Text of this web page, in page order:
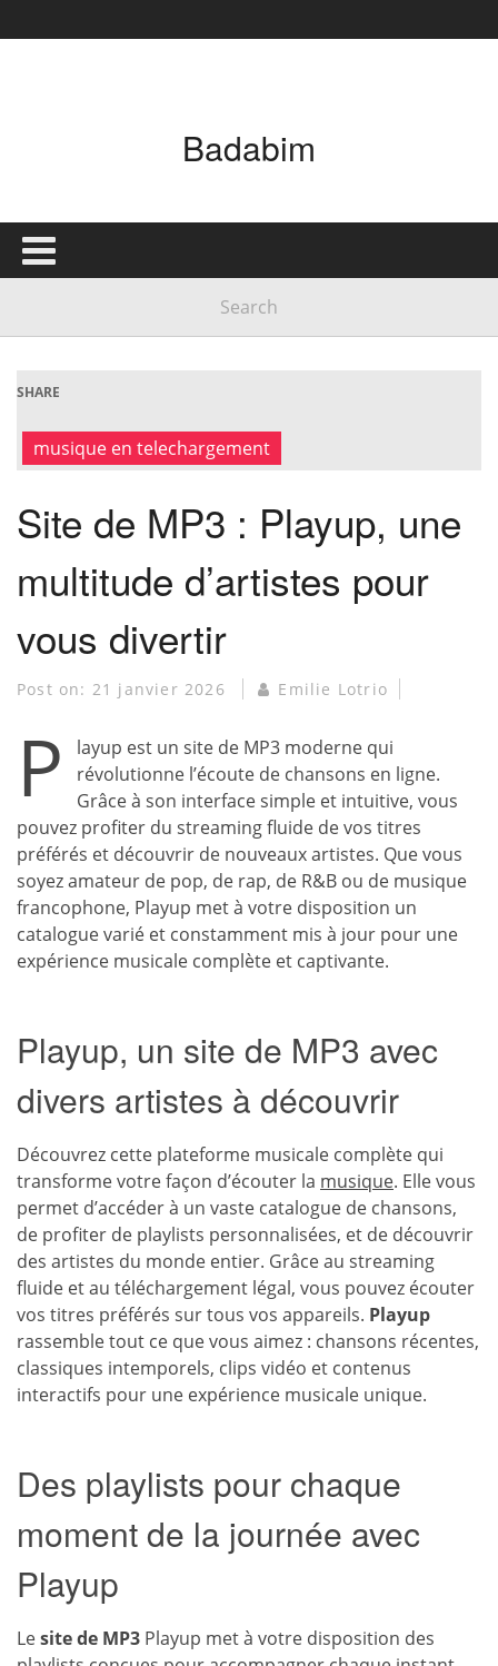
Badabim
SHARE
musique en telechargement
Site de MP3 : Playup, une
multitude d’artistes pour
vous divertir
Post on: 21 janvier 2026 Emilie Lotrio
P
layup est un site de MP3 moderne qui
révolutionne l’écoute de chansons en ligne.
Grâce à son interface simple et intuitive, vous
pouvez profiter du streaming fluide de vos titres
préférés et découvrir de nouveaux artistes. Que vous
soyez amateur de pop, de rap, de R&B ou de musique
francophone, Playup met à votre disposition un
catalogue varié et constamment mis à jour pour une
expérience musicale complète et captivante.
Playup, un site de MP3 avec
divers artistes à découvrir
Découvrez cette plateforme musicale complète qui
transforme votre façon d’écouter la musique. Elle vous
permet d’accéder à un vaste catalogue de chansons,
de profiter de playlists personnalisées, et de découvrir
des artistes du monde entier. Grâce au streaming
fluide et au téléchargement légal, vous pouvez écouter
vos titres préférés sur tous vos appareils. Playup
rassemble tout ce que vous aimez : chansons récentes,
classiques intemporels, clips vidéo et contenus
interactifs pour une expérience musicale unique.
Des playlists pour chaque
moment de la journée avec
Playup
Lesite de MP3 Playup met à votre disposition des